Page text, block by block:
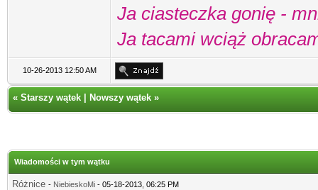
Ja ciasteczka gonię -
Ja tacami wciąż
10-26-2013 12:50 AM
« Starszy wątek Nowszy wątek »
Wiadomości w tym wątku
Różnice - NiebieskoMi - 05-18-2013, 06:25 PM